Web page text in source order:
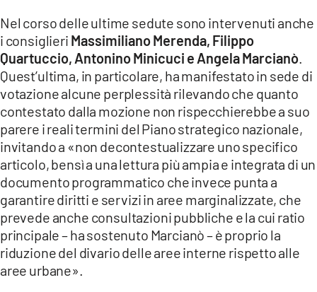
Nel corso delle ultime sedute sono intervenuti anche
i consiglieri Massimiliano Merenda, Filippo
Quartuccio, Antonino Minicuci e Angela Marcianò
Quest’ultima, in particolare, ha manifestato in sede di
votazione alcune perplessità rilevando che quanto
contestato dalla mozione non rispecchierebbe a suo
parere i reali termini del Piano strategico nazionale,
invitando a «non decontestualizzare uno specifico
articolo, bensì a una lettura più ampia e integrata di un
documento programmatico che invece punta a
garantire diritti e servizi in aree marginalizzate, che
prevede anche consultazioni pubbliche e la cui ratio
principale – ha sostenuto Marcianò – è proprio la
riduzione del divario delle aree interne rispetto alle
aree urbane».